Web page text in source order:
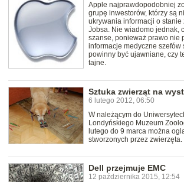
Apple najprawdopodobniej
grupę inwestorów, którzy są
ukrywania informacji o stanie
Jobsa. Nie wiadomo jednak,
szanse, ponieważ prawo nie
informacje medyczne szefów
powinny być ujawniane, czy
tajne.
Sztuka zwierząt na
6 lutego 2012, 06:50
W należącym do
Londyńskiego Muzeum
lutego do 9 marca można
stworzonych przez zwierzęta.
Dell przejmuje EMC
12 października 2015, 12:54